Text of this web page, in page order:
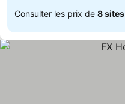
Consulter les prix de 8 sites